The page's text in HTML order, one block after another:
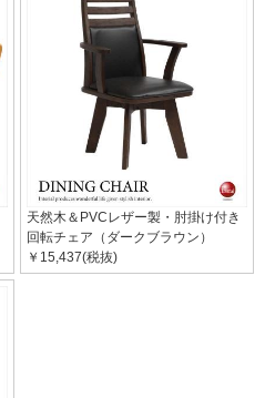
天然木＆PVCレザー製・肘掛け付き
回転チェア（ダークブラウン）
￥15,437(税抜)